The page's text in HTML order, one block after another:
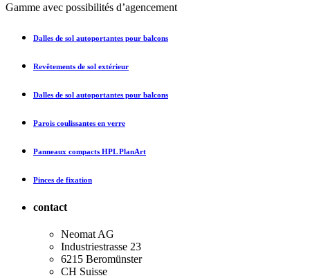
Gamme avec possibilités d’agencement
Dalles de sol autoportantes pour balcons
Revêtements de sol extérieur
Dalles de sol autoportantes pour balcons
Parois coulissantes en verre
Panneaux compacts HPL PlanArt
Pinces de fixation
contact
Neomat AG
Industriestrasse 23
6215 Beromünster
CH Suisse